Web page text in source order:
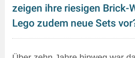
zeigen ihre riesigen Brick-
Lego zudem neue Sets